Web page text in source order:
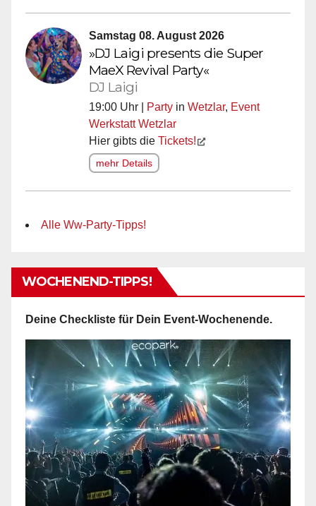
Samstag 08. August 2026
»DJ Laigi presents die Super
MaeX Revival Party«
DJ Laigi
19:00 Uhr | Party in Wetzlar, Event
Werkstatt Wetzlar
Hier gibts die Tickets!
mehr Details
Alle Ww-Party-Tipps!
WOCHENEND-TIPPS!
Deine Checkliste für Dein Event-Wochenende.